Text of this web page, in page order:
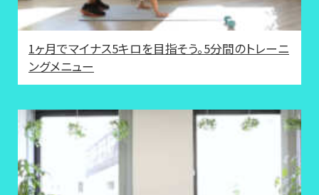
1ヶ月でマイナス5キロを目指そう。5分間のトレーニ
ングメニュー